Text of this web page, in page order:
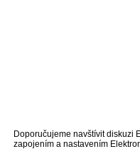
Doporučujeme navštívit diskuzi
zapojením a nastavením